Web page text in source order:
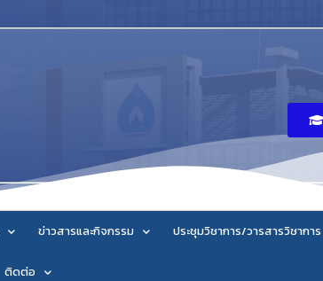
ข่าวสารและกิจกรรม ประชุมวิชาการ/วารสารวิชาการ
ติดต่อ